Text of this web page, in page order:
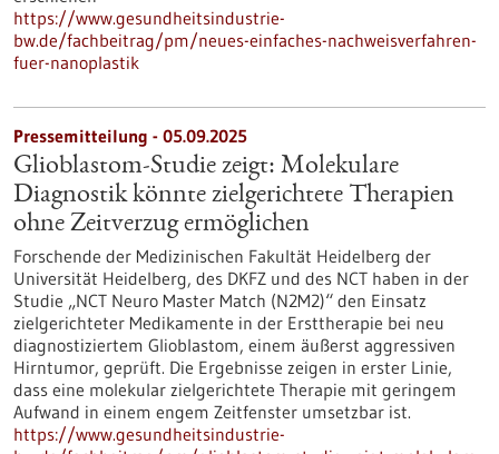
https://www.gesundheitsindustrie-
bw.de/fachbeitrag/pm/neues-einfaches-nachweisverfahren-
fuer-nanoplastik
Pressemitteilung - 05.09.2025
Glioblastom-Studie zeigt: Molekulare
Diagnostik könnte zielgerichtete Therapien
ohne Zeitverzug ermöglichen
Forschende der Medizinischen Fakultät Heidelberg der
Universität Heidelberg, des DKFZ und des NCT haben in der
Studie „NCT Neuro Master Match (N2M2)“ den Einsatz
zielgerichteter Medikamente in der Ersttherapie bei neu
diagnostiziertem Glioblastom, einem äußerst aggressiven
Hirntumor, geprüft. Die Ergebnisse zeigen in erster Linie,
dass eine molekular zielgerichtete Therapie mit geringem
Aufwand in einem engem Zeitfenster umsetzbar ist.
https://www.gesundheitsindustrie-